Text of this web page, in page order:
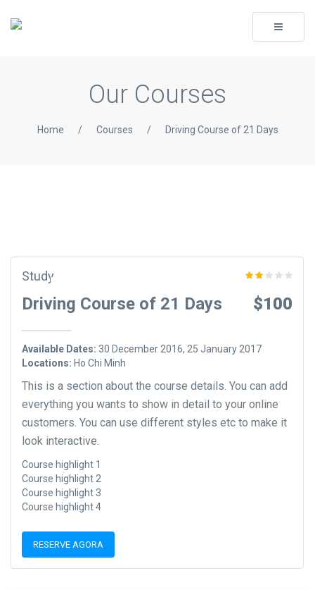
Toggle
Our Courses
Home / Courses / Driving Course of 21 Days
Study
Driving Course of 21 Days $100
Available Dates: 30 December 2016, 25 January 2017
Locations: Ho Chi Minh
This is a section about the course details. You can add
everything you wants to show in detail to your online
customers. You can use different styles etc to make it
look interactive.
Course highlight 1
Course highlight 2
Course highlight 3
Course highlight 4
RESERVE AGORA